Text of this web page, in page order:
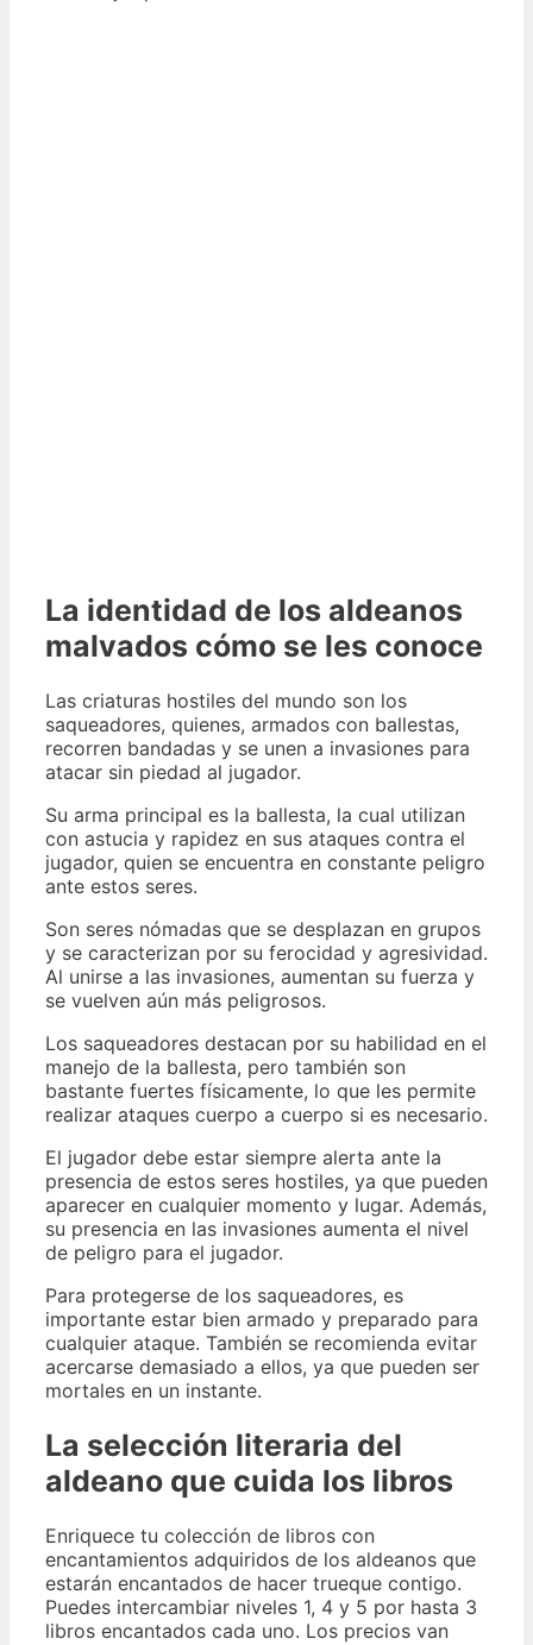
La identidad de los aldeanos
malvados cómo se les conoce
Las criaturas hostiles del mundo son los
saqueadores, quienes, armados con ballestas,
recorren bandadas y se unen a invasiones para
atacar sin piedad al jugador.
Su arma principal es la ballesta, la cual utilizan
con astucia y rapidez en sus ataques contra el
jugador, quien se encuentra en constante peligro
ante estos seres.
Son seres nómadas que se desplazan en grupos
y se caracterizan por su ferocidad y agresividad.
Al unirse a las invasiones, aumentan su fuerza y
se vuelven aún más peligrosos.
Los saqueadores destacan por su habilidad en el
manejo de la ballesta, pero también son
bastante fuertes físicamente, lo que les permite
realizar ataques cuerpo a cuerpo si es necesario.
El jugador debe estar siempre alerta ante la
presencia de estos seres hostiles, ya que pueden
aparecer en cualquier momento y lugar. Además,
su presencia en las invasiones aumenta el nivel
de peligro para el jugador.
Para protegerse de los saqueadores, es
importante estar bien armado y preparado para
cualquier ataque. También se recomienda evitar
acercarse demasiado a ellos, ya que pueden ser
mortales en un instante.
La selección literaria del
aldeano que cuida los libros
Enriquece tu colección de libros con
encantamientos adquiridos de los aldeanos que
estarán encantados de hacer trueque contigo.
Puedes intercambiar niveles 1, 4 y 5 por hasta 3
libros encantados cada uno. Los precios van